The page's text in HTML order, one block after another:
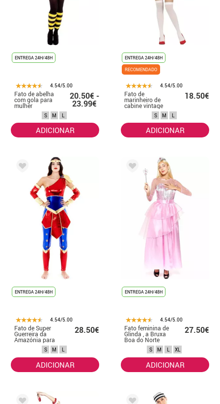
ENTREGA 24H/48H
4.54/5.00
Fato de abelha
com gola para
mulher
20.50€ -
23.99€
S M L
ADICIONAR
ENTREGA 24H/48H
RECOMENDADO
4.54/5.00
Fato de
marinheiro de
cabine vintage
azul para mulher
18.50€
S M L
ADICIONAR
ENTREGA 24H/48H
4.54/5.00
Fato de Super
Guerreira da
Amazónia para
28.50€
S M L
ADICIONAR
ENTREGA 24H/48H
4.54/5.00
Fato feminina de
Glinda , a Bruxa
Boa do Norte
27.50€
S M L XL
ADICIONAR